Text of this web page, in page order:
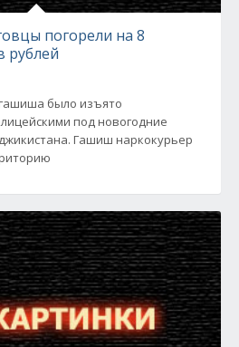
погорели на 8
рублей
было изъято
под новогодние
Гашиш наркокурьер